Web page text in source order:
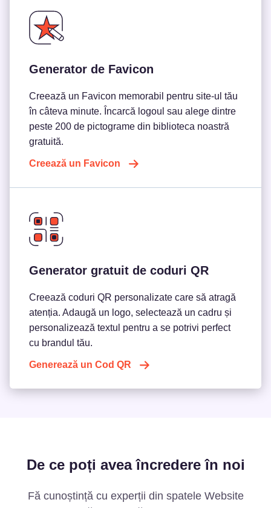
Generator de Favicon
Creează un Favicon memorabil pentru site-ul tău
în câteva minute. Încarcă logoul sau alege dintre
peste 200 de pictograme din biblioteca noastră
gratuită.
Creează un Favicon
Generator gratuit de coduri QR
Creează coduri QR personalizate care să atragă
atenția. Adaugă un logo, selectează un cadru și
personalizează textul pentru a se potrivi perfect
cu brandul tău.
Generează un Cod QR
De ce poți avea încredere în noi
Fă cunoștință cu experții din spatele Website